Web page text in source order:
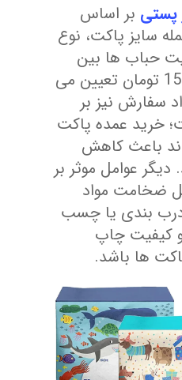
پستی بر اساس
سایز پاکت، نوع
حباب ‌ها بین
1700 تومان تا 15000 تومان تعیین می
سفارش نیز بر
خرید عمده پاکت‌
باعث کاهش
عوامل موثر بر
ضخامت مواد
درب‌ بندی یا چسب
کیفیت چاپ
ها باشد.